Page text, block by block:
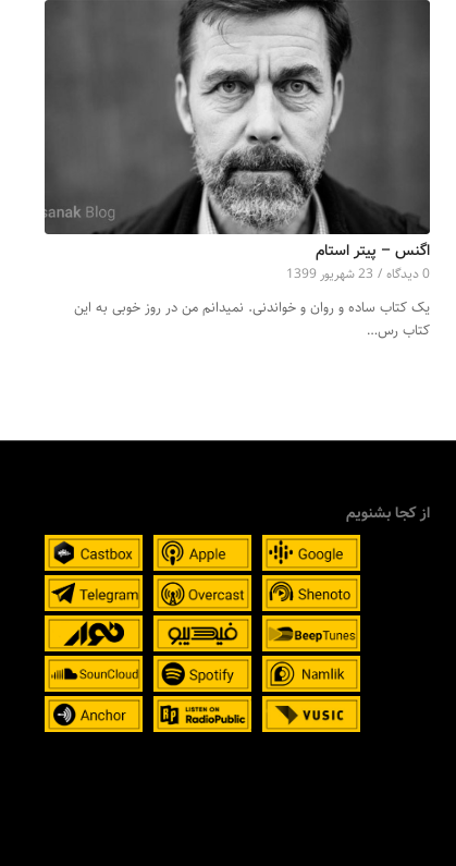
اگنس – پیتر استام
0 دیدگاه‌ / 23 شهریور 1399
یک کتاب ساده و روان و خواندنی. نمیدانم من در روز خوبی به این
کتاب رس…
از کجا بشنویم